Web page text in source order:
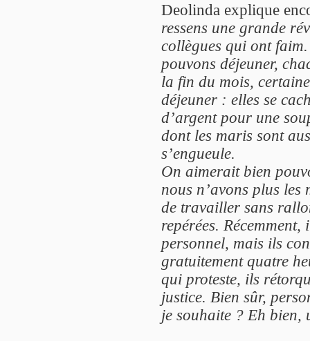
Deolinda explique
ressens une grande
collègues qui ont
pouvons déjeuner,
la fin du mois,
déjeuner : elles se
d’argent pour une
dont les maris sont
s’engueule.
On aimerait bien
nous n’avons plus
de travailler sans
repérées. Récemment,
personnel, mais ils
gratuitement quatre
qui proteste, ils
justice. Bien sûr,
je souhaite ? Eh